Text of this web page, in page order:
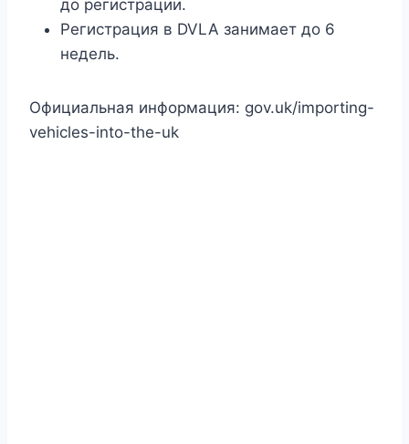
до регистрации.
Регистрация в DVLA занимает до 6
недель.
Официальная информация: gov.uk/importing-
vehicles-into-the-uk